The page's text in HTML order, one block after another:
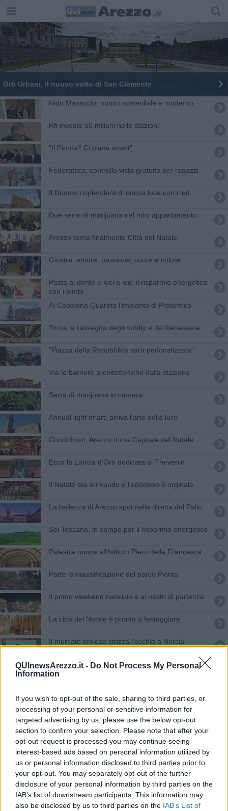
QUInewsArezzo.it - Do Not Process My Personal
Information
If you wish to opt-out of the sale, sharing to third parties, or
processing of your personal or sensitive information for
targeted advertising by us, please use the below opt-out
section to confirm your selection. Please note that after your
opt-out request is processed you may continue seeing
interest-based ads based on personal information utilized by
us or personal information disclosed to third parties prior to
your opt-out. You may separately opt-out of the further
disclosure of your personal information by third parties on the
IAB’s list of downstream participants. This information may
also be disclosed by us to third parties on the IAB’s List of
Orti Urbani, il nuovo volto di San Clemente
Nido Masaccio: nuovo sostenibile e moderno
Rfi investe 50 milioni nelle stazioni
"Il Pionta? Ci piace smart"
Federottica, controllo vista gratuito per ragazzi
Il Duomo risplenderà di nuova luce con i led
Due serre di marijuana nel mini appartamento
Arezzo torna finalmente Città del Natale
Giostra: amore, passione, cuore e colore
Pasta al dente e luci a led: il risparmio energetico
con i bimbi
​Al Capolona Quarata l'impianto di Pratantico
Torna la rassegna degli hobby e del benessere
"Piazza della Repubblica sarà pedonalizzata"
Via le barriere architettoniche dalla stazione
Serra di marijuana in camera
Annual light of art, arriva l'arte della luce
Countdown, Arezzo torna Capitale del Natale
Ecco la Lancia d'Oro dedicata al Thevenin
Il Natale sta arrivando e l'addobbo è orginale
La bellezza di Arezzo spot nella diretta del Palio
Sei Toscana, in campo per il risparmio energetico
Palestra nuova all'Istituto Piero della Francesca
Parte la riqualificazione del parco Pionta
Il primo weekend natalizio è ai nastri di partenza
La città del Natale è pronta a festeggiare
Il mercato tirolese strizza l'occhio a Norcia
Enel accende la luce in via Fiorentina
Su il sipario al teatro Petrarca
Via ai lavori per la nuova piazza della Repubblica
Una nuova primavera per il Parco Arno
Si accende il Duomo, Arezzo ha una luce in più
Il Parco Giotto continua a rifarsi il look